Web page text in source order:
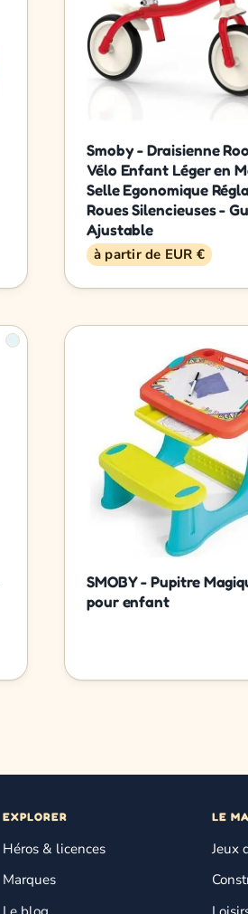
Smoby - Draisienne
Vélo Enfant Léger en
Selle Egonomique
Roues Silencieuses -
Ajustable
à partir de EUR €
SMOBY - Pupitre
pour enfant
EXPLORER
Héros & licences
Marques
LE
Jeux